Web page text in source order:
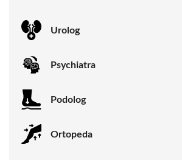
Urolog
Psychiatra
Podolog
Ortopeda